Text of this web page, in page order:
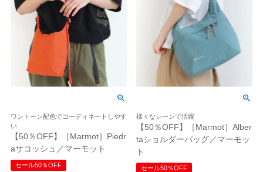
ワントーン配色でコーディネートしやす
い
【50％OFF】［Marmot］Piedr
aサコッシュ／マーモット
セール50％OFF
様々なシーンで活躍
【50％OFF】［Marmot］Alber
taショルダーバッグ／マーモッ
ト
セール50％OFF